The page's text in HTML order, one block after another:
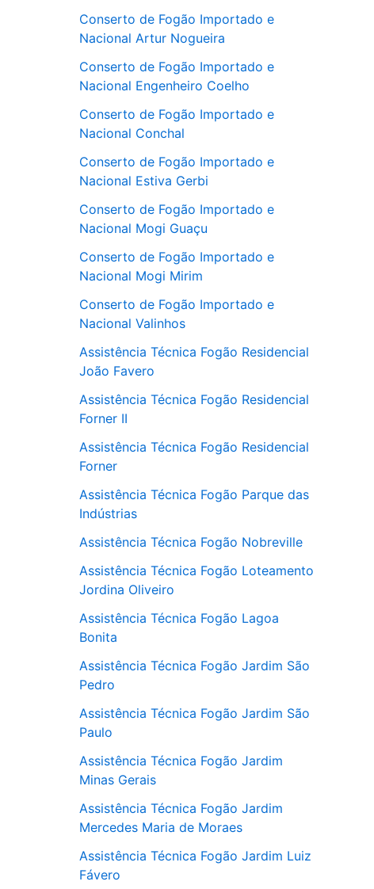
Conserto de Fogão Importado e
Nacional Artur Nogueira
Conserto de Fogão Importado e
Nacional Engenheiro Coelho
Conserto de Fogão Importado e
Nacional Conchal
Conserto de Fogão Importado e
Nacional Estiva Gerbi
Conserto de Fogão Importado e
Nacional Mogi Guaçu
Conserto de Fogão Importado e
Nacional Mogi Mirim
Conserto de Fogão Importado e
Nacional Valinhos
Assistência Técnica Fogão Residencial
João Favero
Assistência Técnica Fogão Residencial
Forner II
Assistência Técnica Fogão Residencial
Forner
Assistência Técnica Fogão Parque das
Indústrias
Assistência Técnica Fogão Nobreville
Assistência Técnica Fogão Loteamento
Jordina Oliveiro
Assistência Técnica Fogão Lagoa
Bonita
Assistência Técnica Fogão Jardim São
Pedro
Assistência Técnica Fogão Jardim São
Paulo
Assistência Técnica Fogão Jardim
Minas Gerais
Assistência Técnica Fogão Jardim
Mercedes Maria de Moraes
Assistência Técnica Fogão Jardim Luiz
Fávero